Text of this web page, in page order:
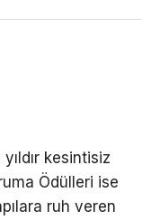
kesintisiz
Ödülleri ise
ruh veren